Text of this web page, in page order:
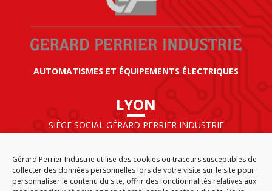
Gérard Perrier Industrie utilise des cookies ou traceurs susceptibles de
collecter des données personnelles lors de votre visite sur le site pour
personnaliser le contenu du site, offrir des fonctionnalités relatives aux
AUTOMATISMES ET ÉQUIPEMENTS ÉLECTRIQUES
LYON
SIÈGE SOCIAL GÉRARD PERRIER INDUSTRIE
69125 LYON AÉROPORT SAINT EXUPÉRY
FRANCE